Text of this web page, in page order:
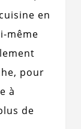
en
même
pour
à
de